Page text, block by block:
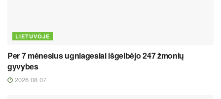
LIETUVOJE
Per 7 mėnesius ugniagesiai išgelbėjo 247 žmonių
gyvybes
2026 08 07